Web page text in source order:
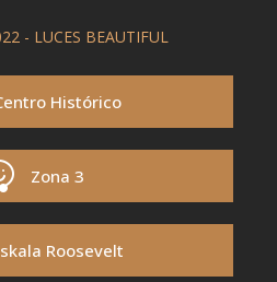
- LUCES BEAUTIFUL
Histórico
Zona 3
Roosevelt